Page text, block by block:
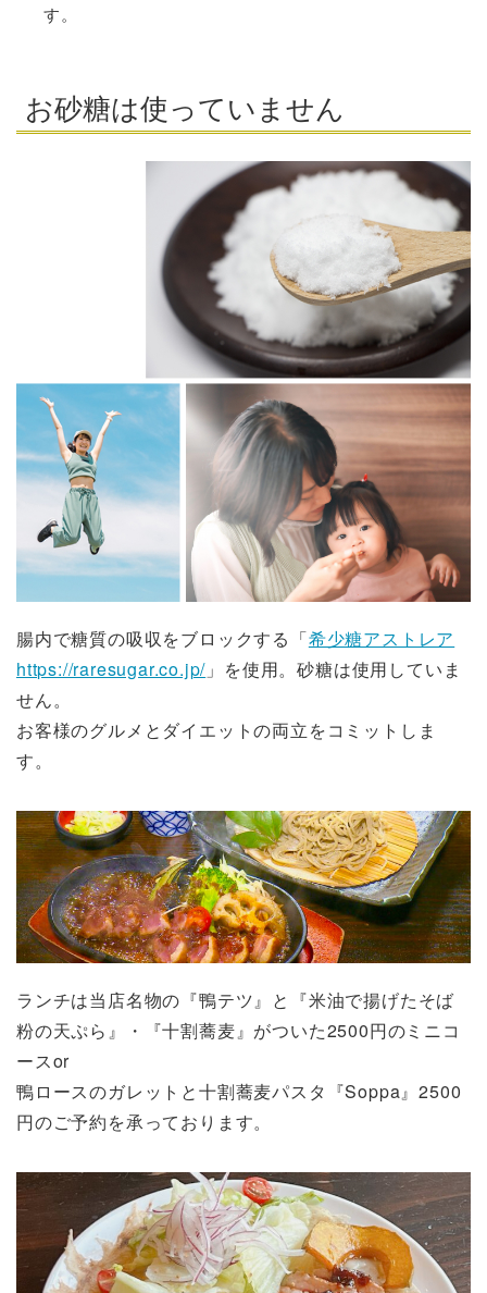
す。
お砂糖は使っていません
腸内で糖質の吸収をブロックする「希少糖アストレア
https://raresugar.co.jp/ 」を使用。砂糖は使用していま
せん。
お客様のグルメとダイエットの両立をコミットしま
す。
ランチは当店名物の『鴨テツ』と『米油で揚げたそば
粉の天ぷら』・『十割蕎麦』がついた2500円のミニコ
ースor
鴨ロースのガレットと十割蕎麦パスタ『Soppa』2500
円のご予約を承っております。